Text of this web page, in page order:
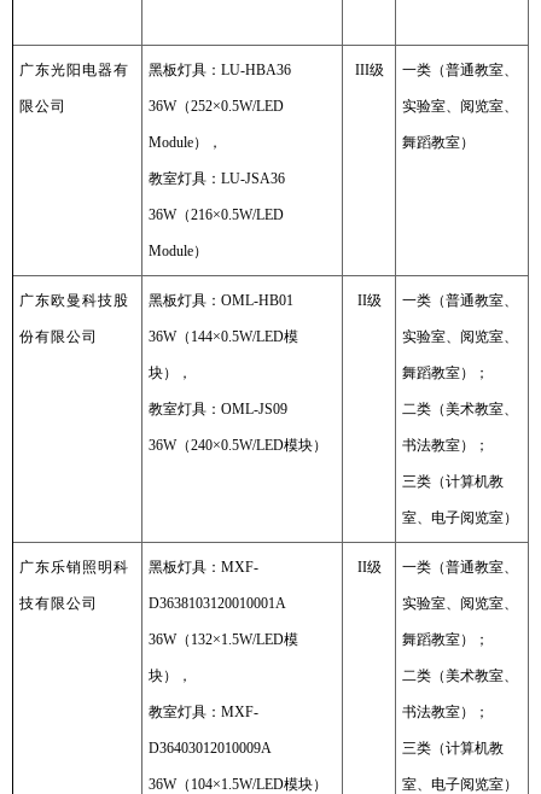
广东光阳电器有
限公司
黑板灯具：LU-HBA36
36W（252×0.5W/LED
Module），
教室灯具：LU-JSA36
36W（216×0.5W/LED
Module）
III级 一类（普通教室、
实验室、阅览室、
舞蹈教室）
广东欧曼科技股
份有限公司
黑板灯具：OML-HB01
36W（144×0.5W/LED模
块），
教室灯具：OML-JS09
36W（240×0.5W/LED模块）
II级 一类（普通教室、
实验室、阅览室、
舞蹈教室）；
二类（美术教室、
书法教室）；
三类（计算机教
室、电子阅览室）
广东乐销照明科
技有限公司
黑板灯具：MXF-
D3638103120010001A
36W（132×1.5W/LED模
块），
教室灯具：MXF-
D36403012010009A
36W（104×1.5W/LED模块）
II级 一类（普通教室、
实验室、阅览室、
舞蹈教室）；
二类（美术教室、
书法教室）；
三类（计算机教
室、电子阅览室）